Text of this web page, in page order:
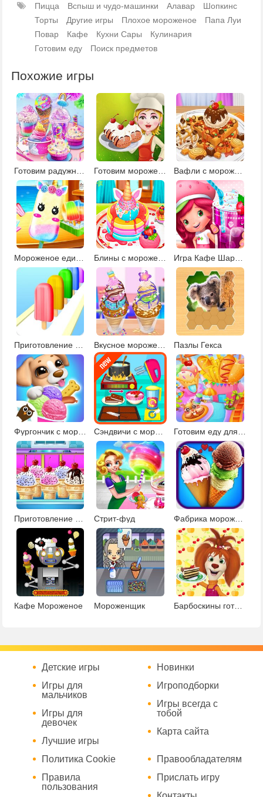
Пицца Вспыш и чудо-машинки Алавар
Шопкинс
Торты
Другие игры Плохое мороженое
Папа Луи
Повар
Кафе Кухни Сары
Кулинария
Готовим еду
Поиск предметов
Похожие игры
Готовим мороженое вместе с Барби Вафли с мороженым
Блины с мороженым Игра Кафе Шарлотты Землянички
Вкусное мороженое Чуррос Пазлы Гекса
Фургончик с мороженым Сэндвичи с мороженым Готовим еду для карнавала 2
Приготовление рожков с мороженым Стрит-фуд Фабрика мороженого
Кафе Мороженое Мороженщик Барбоскины готовка
Детские игры
Игры для
мальчиков
Игры для
девочек
Лучшие игры
Новинки
Игроподборки
Игры всегда с
тобой
Карта сайта
Политика Cookie
Правила
пользования
Правообладателям
Прислать игру